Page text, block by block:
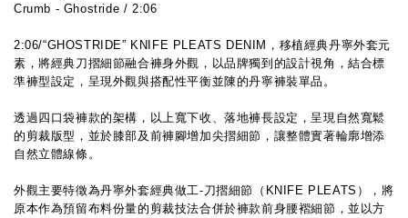
Crumb - Ghostride / 2:06
2:06/“GHOSTRIDE” KNIFE PLEATS DENIM，移植經典丹寧外套元
素，將經典刀摺細節融合褲身外觀，以品牌獨到的設計視角，結合標
準褲型設定，呈現外觀與搭配性平衡並陳的丹寧褲裝單品。
透過四口袋褲款的架構，以上寬下收、落地褲長設定，呈現自然寬鬆
的剪裁版型，並於膝部及前褲腳增加尖摺細節，讓整體實著輪廓增添
自然立體線條。
外觀主要特徵為丹寧外套經典做工-刀摺細節（KNIFE PLEATS），將
原本作為預留布料份量的剪裁技法合併於褲款前身腰褶細節，並以方